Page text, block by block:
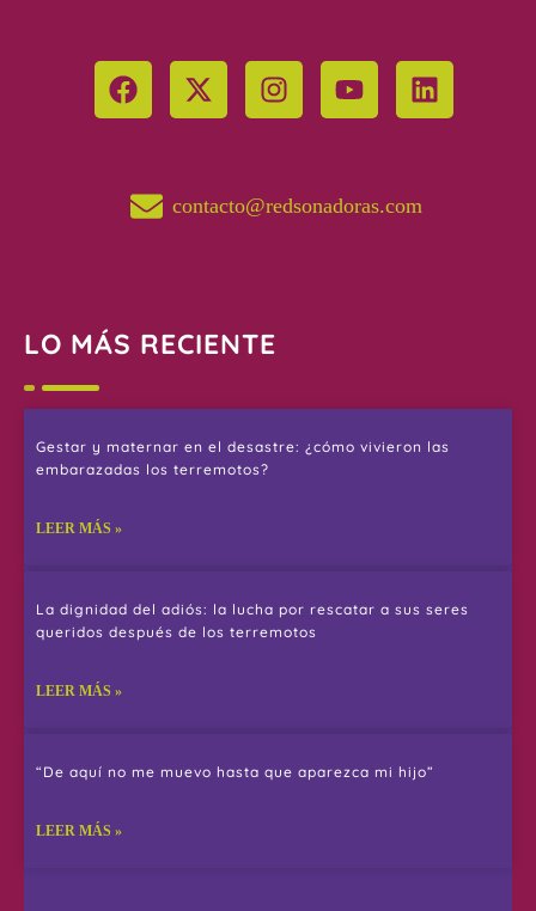
contacto@redsonadoras.com
LO MÁS RECIENTE
Gestar y maternar en el desastre: ¿cómo vivieron las
embarazadas los terremotos?
LEER MÁS »
La dignidad del adiós: la lucha por rescatar a sus seres
queridos después de los terremotos
LEER MÁS »
“De aquí no me muevo hasta que aparezca mi hijo”
LEER MÁS »